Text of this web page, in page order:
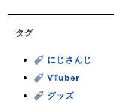
タグ
にじさんじ
VTuber
グッズ